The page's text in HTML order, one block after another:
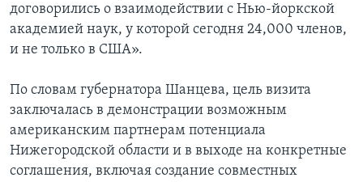
договорились о взаимодействии с Нью-йоркской
академией наук, у которой сегодня 24,000 членов,
и не только в США».
По словам губернатора Шанцева, цель визита
заключалась в демонстрации возможным
американским партнерам потенциала
Нижегородской области и в выходе на конкретные
соглашения, включая создание совместных